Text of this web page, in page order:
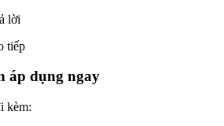
lời
tiếp
áp dụng ngay
kèm: